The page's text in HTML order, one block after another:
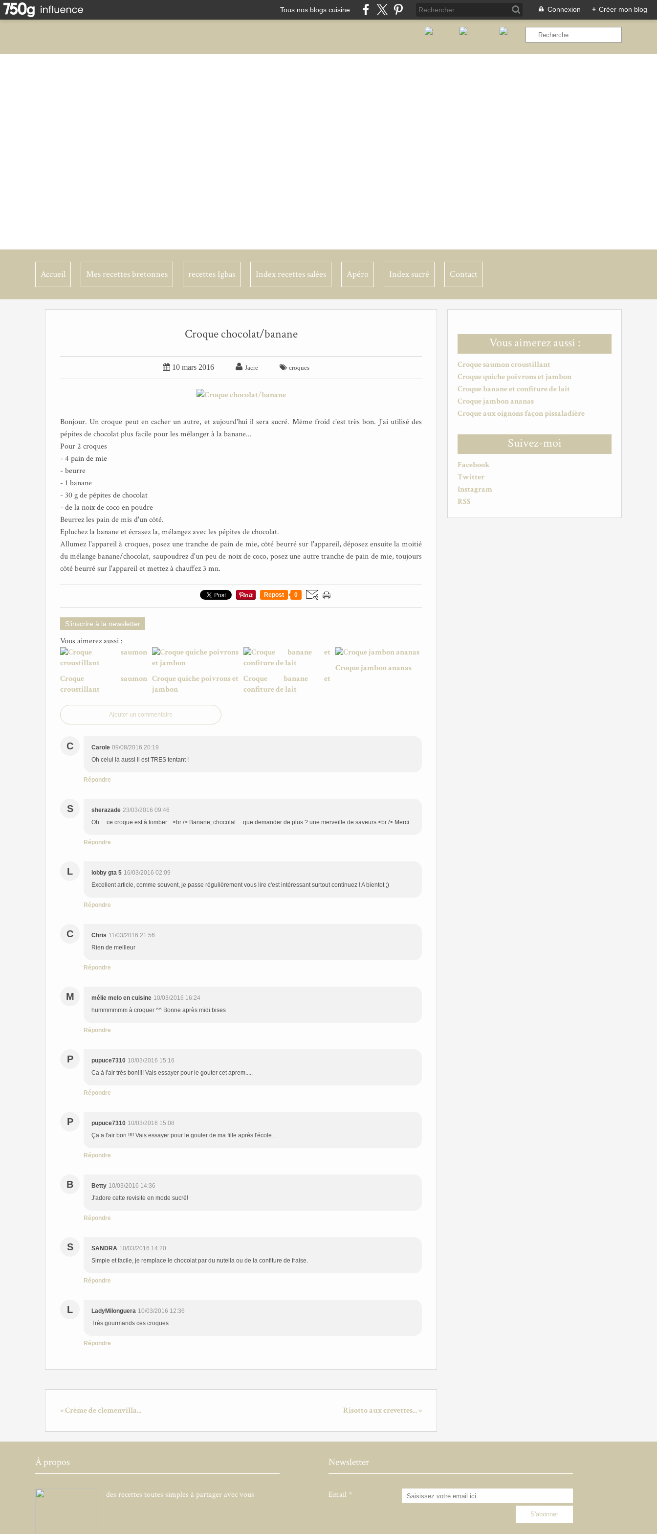
Tous nos blogs cuisine Connexion + Créer mon blog
Accueil Mes recettes bretonnes recettes Igbas Index recettes salées Apéro Index sucré Contact
Vous aimerez aussi :
Croque saumon croustillant
Croque quiche poivrons et jambon
Croque banane et confiture de lait
Croque jambon ananas
Croque aux oignons façon pissaladière
Suivez-moi
Facebook
Twitter
Instagram
RSS
Croque chocolat/banane
 10 mars 2016  Jacre  croques
Bonjour. Un croque peut en cacher un autre, et aujourd'hui il sera sucré. Même froid c'est très bon. J'ai utilisé des
pépites de chocolat plus facile pour les mélanger à la banane...
Pour 2 croques
- 4 pain de mie
- beurre
- 1 banane
- 30 g de pépites de chocolat
- de la noix de coco en poudre
Beurrez les pain de mis d'un côté.
Epluchez la banane et écrasez la, mélangez avec les pépites de chocolat.
Allumez l'appareil à croques, posez une tranche de pain de mie, côté beurré sur l'appareil, déposez ensuite la moitié
du mélange banane/chocolat, saupoudrez d'un peu de noix de coco, posez une autre tranche de pain de mie, toujours
côté beurré sur l'appareil et mettez à chauffez 3 mn.
Repost 0
S'inscrire à la newsletter
Vous aimerez aussi :
Croque saumon
croustillant
Croque quiche poivrons et
jambon
Croque banane et
confiture de lait
Croque jambon ananas
Ajouter un commentaire
C Carole 09/08/2016 20:19
Oh celui là aussi il est TRES tentant !
Répondre
S sherazade 23/03/2016 09:46
Oh.... ce croque est à tomber....<br /> Banane, chocolat.... que demander de plus ? une merveille de saveurs.<br /> Merci
Répondre
L lobby gta 5 16/03/2016 02:09
Excellent article, comme souvent, je passe régulièrement vous lire c'est intéressant surtout continuez ! A bientot ;)
Répondre
C Chris 11/03/2016 21:56
Rien de meilleur
Répondre
M mélie melo en cuisine 10/03/2016 16:24
hummmmmm à croquer ^^ Bonne après midi bises
Répondre
P pupuce7310 10/03/2016 15:16
Ca à l'air très bon!!!! Vais essayer pour le gouter cet aprem.....
Répondre
P pupuce7310 10/03/2016 15:08
Ça a l'air bon !!!! Vais essayer pour le gouter de ma fille après l'école....
Répondre
B Betty 10/03/2016 14:36
J'adore cette revisite en mode sucré!
Répondre
S SANDRA 10/03/2016 14:20
Simple et facile, je remplace le chocolat par du nutella ou de la confiture de fraise.
Répondre
L LadyMilonguera 10/03/2016 12:36
Très gourmands ces croques
Répondre
« Crème de clemenvilla... Risotto aux crevettes... »
À propos
des recettes toutes simples à partager avec vous
Newsletter
Email